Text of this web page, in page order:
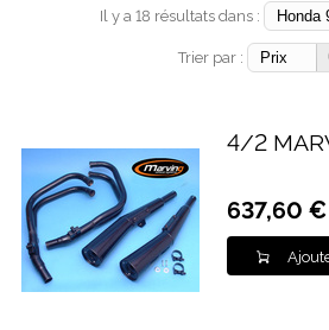
Il y a 18 résultats dans :
Trier par :
4/2
637,60 €